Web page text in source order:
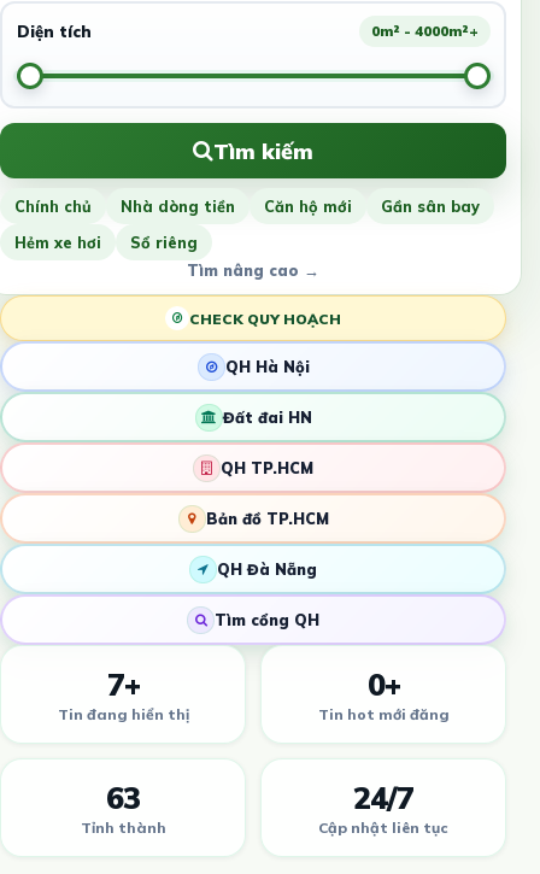
Diện tích 0m² - 4000m²+
Tìm kiếm
Chính chủ Nhà dòng tiền Căn hộ mới
Gần sân bay
Hẻm xe hơi
Sổ riêng
Tìm nâng cao →
CHECK QUY HOẠCH
QH Hà Nội
Đất đai HN
QH TP.HCM
Bản đồ TP.HCM
QH Đà Nẵng
Tìm cổng QH
7+
Tin đang hiển thị
0+
Tin hot mới đăng
63
Tỉnh thành
24/7
Cập nhật liên tục